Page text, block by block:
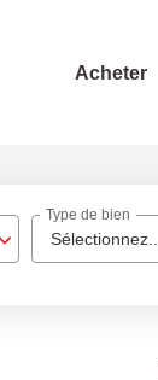
Acheter
Sélectionnez...
Type de bien